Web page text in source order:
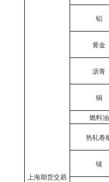
上海期货交易
铝
黄金
沥青
铜
燃料油
热轧卷
镍